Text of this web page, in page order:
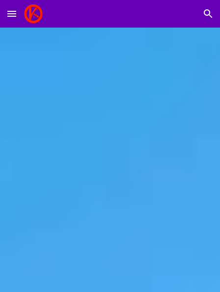
Skip to main content Skip to navigation